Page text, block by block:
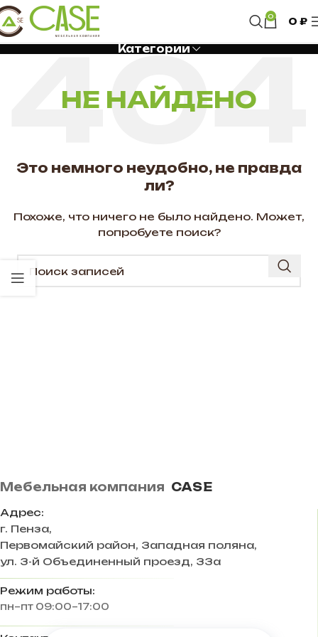
0 0 ₽
Категории
НЕ НАЙДЕНО
Это немного неудобно, не правда
ли?
Похоже, что ничего не было найдено. Может,
попробуете поиск?
Мебельная компания CASE
Адрес:
г. Пенза,
Первомайский район, Западная поляна,
ул. 3-й Объединенный проезд, 33а
Режим работы:
пн–пт 09:00–17:00